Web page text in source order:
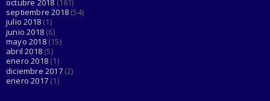
octubre 2018 (161)
septiembre 2018 (54)
julio 2018 (1)
junio 2018 (6)
mayo 2018(15)
abril 2018 (5)
enero 2018 (1)
diciembre 2017(2)
enero 2017 (1)